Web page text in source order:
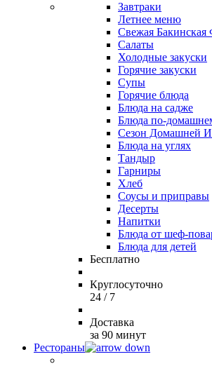
Завтраки
Летнее меню
Свежая Бакинская
Салаты
Холодные закуски
Горячие закуски
Супы
Горячие блюда
Блюда на садже
Блюда по-
Сезон Домашней
Блюда на углях
Тандыр
Гарниры
Хлеб
Соусы и приправы
Десерты
Напитки
Блюда от шеф-
Блюда для детей
Бесплатно
Круглосуточно
24 / 7
Доставка
за 90 минут
Рестораны